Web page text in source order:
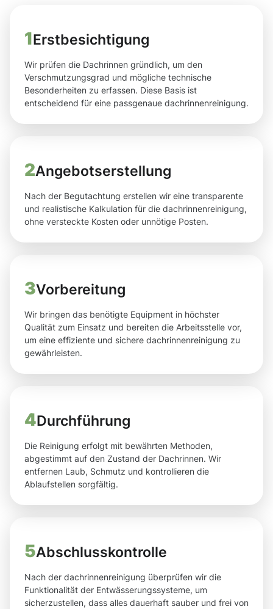
1Erstbesichtigung
Wir prüfen die Dachrinnen gründlich, um den
Verschmutzungsgrad und mögliche technische
Besonderheiten zu erfassen. Diese Basis ist
entscheidend für eine passgenaue dachrinnenreinigung.
2Angebotserstellung
Nach der Begutachtung erstellen wir eine transparente
und realistische Kalkulation für die dachrinnenreinigung,
ohne versteckte Kosten oder unnötige Posten.
3Vorbereitung
Wir bringen das benötigte Equipment in höchster
Qualität zum Einsatz und bereiten die Arbeitsstelle vor,
um eine effiziente und sichere dachrinnenreinigung zu
gewährleisten.
4Durchführung
Die Reinigung erfolgt mit bewährten Methoden,
abgestimmt auf den Zustand der Dachrinnen. Wir
entfernen Laub, Schmutz und kontrollieren die
Ablaufstellen sorgfältig.
5Abschlusskontrolle
Nach der dachrinnenreinigung überprüfen wir die
Funktionalität der Entwässerungssysteme, um
sicherzustellen, dass alles dauerhaft sauber und frei von